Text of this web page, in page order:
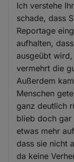
Ich verstehe
schade, dass
Reportage
aufhalten,
ausgeübt
vermehrt die
Außerdem
Menschen
ganz deutlich
blieb doch gar
etwas mehr
dass sie nicht
da keine